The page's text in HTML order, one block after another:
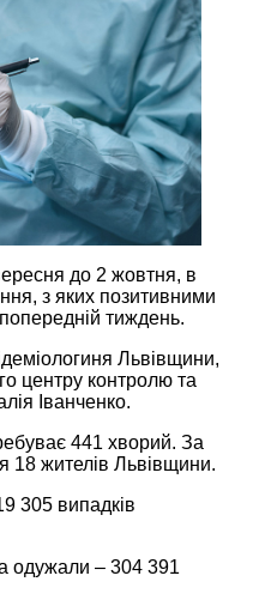
до 2 жовтня, в
з яких позитивними
тиждень.
Львівщини,
центру контролю та
Іванченко.
441 хворий. За
18 жителів Львівщини.
305 випадків
одужали – 304 391